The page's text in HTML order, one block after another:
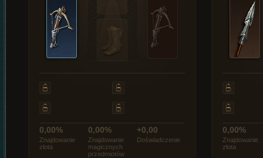
0,00%
Znajdowanie
złota
0,00%
Znajdowanie
magicznych
przedmiotów
+0,00
Doświadczenie
0,00%
Znajdowanie
złota